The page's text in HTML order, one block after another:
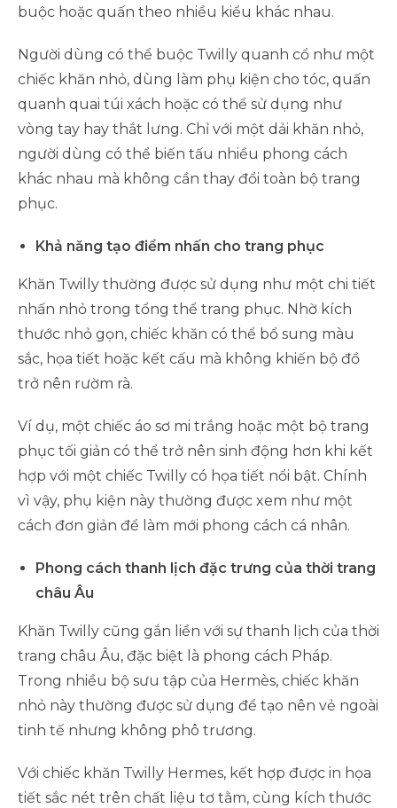
buộc hoặc quấn theo nhiều kiểu khác nhau.
Người dùng có thể buộc Twilly quanh cổ như một
chiếc khăn nhỏ, dùng làm phụ kiện cho tóc, quấn
quanh quai túi xách hoặc có thể sử dụng như
vòng tay hay thắt lưng. Chỉ với một dải khăn nhỏ,
người dùng có thể biến tấu nhiều phong cách
khác nhau mà không cần thay đổi toàn bộ trang
phục.
Khả năng tạo điểm nhấn cho trang phục
Khăn Twilly thường được sử dụng như một chi tiết
nhấn nhỏ trong tổng thể trang phục. Nhờ kích
thước nhỏ gọn, chiếc khăn có thể bổ sung màu
sắc, họa tiết hoặc kết cấu mà không khiến bộ đồ
trở nên rườm rà.
Ví dụ, một chiếc áo sơ mi trắng hoặc một bộ trang
phục tối giản có thể trở nên sinh động hơn khi kết
hợp với một chiếc Twilly có họa tiết nổi bật. Chính
vì vậy, phụ kiện này thường được xem như một
cách đơn giản để làm mới phong cách cá nhân.
Phong cách thanh lịch đặc trưng của thời trang
châu Âu
Khăn Twilly cũng gắn liền với sự thanh lịch của thời
trang châu Âu, đặc biệt là phong cách Pháp.
Trong nhiều bộ sưu tập của Hermès, chiếc khăn
nhỏ này thường được sử dụng để tạo nên vẻ ngoài
tinh tế nhưng không phô trương.
Với chiếc khăn Twilly Hermes, kết hợp được in họa
tiết sắc nét trên chất liệu tơ tằm, cùng kích thước